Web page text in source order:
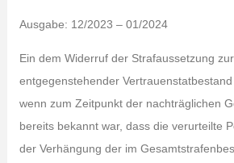
Ausgabe: 12/2023 – 01/2024
Ein dem Widerruf der Strafaussetzung
entgegenstehender
wenn zum Zeitpunkt der nachträglichen
bereits bekannt war, dass die verurteilte
der Verhängung der im